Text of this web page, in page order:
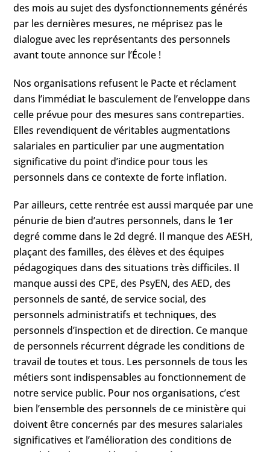
des mois au sujet des dysfonctionnements générés
par les dernières mesures, ne méprisez pas le
dialogue avec les représentants des personnels
avant toute annonce sur l’École !
Nos organisations refusent le Pacte et réclament
dans l’immédiat le basculement de l’enveloppe dans
celle prévue pour des mesures sans contreparties.
Elles revendiquent de véritables augmentations
salariales en particulier par une augmentation
significative du point d’indice pour tous les
personnels dans ce contexte de forte inflation.
Par ailleurs, cette rentrée est aussi marquée par une
pénurie de bien d’autres personnels, dans le 1er
degré comme dans le 2d degré. Il manque des AESH,
plaçant des familles, des élèves et des équipes
pédagogiques dans des situations très difficiles. Il
manque aussi des CPE, des PsyEN, des AED, des
personnels de santé, de service social, des
personnels administratifs et techniques, des
personnels d’inspection et de direction. Ce manque
de personnels récurrent dégrade les conditions de
travail de toutes et tous. Les personnels de tous les
métiers sont indispensables au fonctionnement de
notre service public. Pour nos organisations, c’est
bien l’ensemble des personnels de ce ministère qui
doivent être concernés par des mesures salariales
significatives et l’amélioration des conditions de